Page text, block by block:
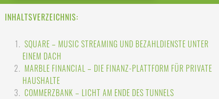
INHALTSVERZEICHNIS:
SQUARE – MUSIC STREAMING UND BEZAHLDIENSTE UNTER
EINEM DACH
MARBLE FINANCIAL – DIE FINANZ-PLATTFORM FÜR PRIVATE
HAUSHALTE
COMMERZBANK – LICHT AM ENDE DES TUNNELS